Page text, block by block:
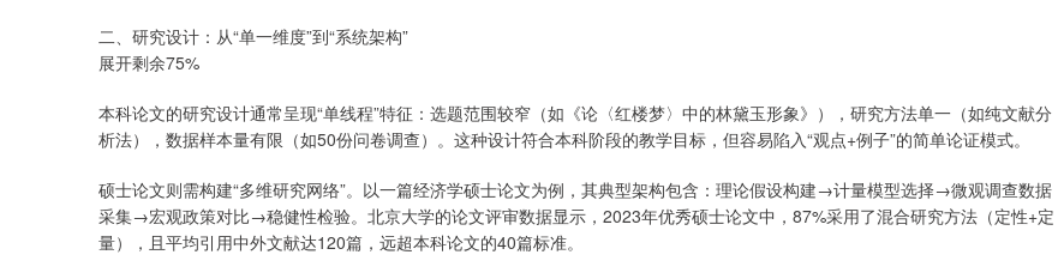
二、研究设计：从“单一维度”到“系统架构”
展开剩余75%
本科论文的研究设计通常呈现“单线程”特征：选题范围较窄（如《论〈红楼梦〉中的林黛玉形象》），研究方法单一（如纯文献分
析法），数据样本量有限（如50份问卷调查）。这种设计符合本科阶段的教学目标，但容易陷入“观点+例子”的简单论证模式。
硕士论文则需构建“多维研究网络”。以一篇经济学硕士论文为例，其典型架构包含：理论假设构建→计量模型选择→微观调查数据
采集→宏观政策对比→稳健性检验。北京大学的论文评审数据显示，2023年优秀硕士论文中，87%采用了混合研究方法（定性+定
量），且平均引用中外文献达120篇，远超本科论文的40篇标准。